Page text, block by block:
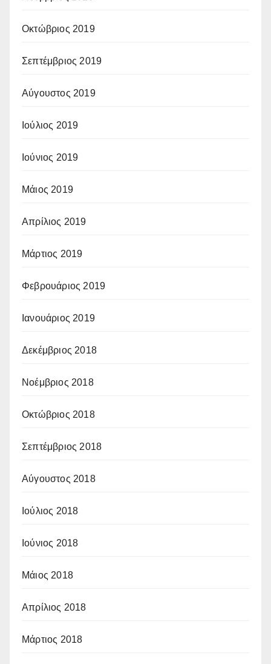
Οκτώβριος 2019
Σεπτέμβριος 2019
Αύγουστος 2019
Ιούλιος 2019
Ιούνιος 2019
Μάιος 2019
Απρίλιος 2019
Μάρτιος 2019
Φεβρουάριος 2019
Ιανουάριος 2019
Δεκέμβριος 2018
Νοέμβριος 2018
Οκτώβριος 2018
Σεπτέμβριος 2018
Αύγουστος 2018
Ιούλιος 2018
Ιούνιος 2018
Μάιος 2018
Απρίλιος 2018
Μάρτιος 2018